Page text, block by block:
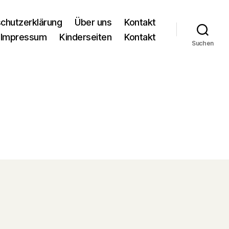
Über uns
Kontakt
Impressum
Kinderseiten Kontakt
Suchen